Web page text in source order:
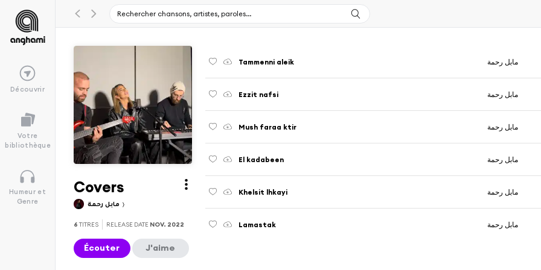
Découvrir
Votre
bibliothèque
Humeur et
Genre
Covers
6TITRES RELEASE DATE NOV. 2022
Écouter J'aime
Tammenni aleik مابل رحمة
Ezzit nafsi مابل رحمة
Mush faraa ktir مابل رحمة
El kadabeen مابل رحمة
Khelsit lhkayi مابل رحمة
Lamastak مابل رحمة